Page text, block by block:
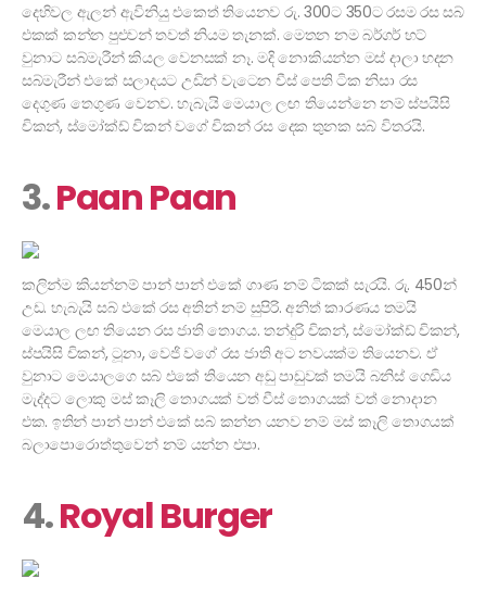
දෙහිවල ඇලන් ඇවිනියු එකෙත් තියෙනව රු. 300ට 350ට රසම රස සබ්
එකක් කන්න පුළුවන් තවත් නියම තැනක්. මෙතන නම බර්ගර් හට්
වුනාට සබ්මැරීන් කියල වෙනසක් නෑ. මදි නොකියන්න මස් දාලා හදන
සබ්මැරීන් එකේ සලාදයට උඩින් වැටෙන චීස් පෙති ටික නිසා රස
දෙගුණ තෙගුණ වෙනව. හැබැයි මෙයාල ලඟ තියෙන්නෙ නම් ස්පයිසි
චිකන්, ස්මෝක්ඩ් චිකන් වගේ චිකන් රස දෙක තුනක සබ් විතරයි.
3.Paan Paan
කලින්ම කියන්නම් පාන් පාන් එකේ ගාණ නම් ටිකක් සැරයි. රු. 450න්
උඩ. හැබැයි සබ් එකේ රස අතින් නම් සුපිරි. අනිත් කාරණය තමයි
මෙයාල ලඟ තියෙන රස ජාති තොගය. තන්දුරි චිකන්, ස්මෝක්ඩ් චිකන්,
ස්පයිසි චිකන්, ටූනා, වෙජි වගේ රස ජාති අට නවයක්ම තියෙනව. ඒ
වුනාට මෙයාලගෙ සබ් එකේ තියෙන අඩු පාඩුවක් තමයි බනිස් ගෙඩිය
මැද්දට ලොකු මස් කෑලි තොගයක් වත් චීස් තොගයක් වත් නොදාන
එක. ඉතින් පාන් පාන් එකේ සබ් කන්න යනව නම් මස් කෑලි තොගයක්
බලාපොරොත්තුවෙන් නම් යන්න එපා.
4.Royal Burger